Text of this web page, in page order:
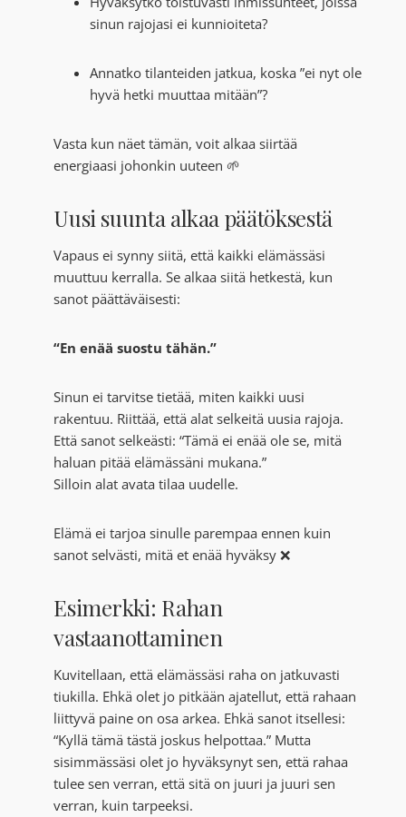
sinun rajojasi ei kunnioiteta?
Annatko tilanteiden jatkua, koska ”ei nyt ole
hyvä hetki muuttaa mitään”?
Vasta kun näet tämän, voit alkaa siirtää
energiaasi johonkin uuteen 🌱
Uusi suunta alkaa päätöksestä
Vapaus ei synny siitä, että kaikki elämässäsi
muuttuu kerralla. Se alkaa siitä hetkestä, kun
sanot päättäväisesti:
“En enää suostu tähän.”
Sinun ei tarvitse tietää, miten kaikki uusi
rakentuu. Riittää, että alat selkeitä uusia rajoja.
Että sanot selkeästi: “Tämä ei enää ole se, mitä
haluan pitää elämässäni mukana.”
Silloin alat avata tilaa uudelle.
Elämä ei tarjoa sinulle parempaa ennen kuin
sanot selvästi, mitä et enää hyväksy ❌
Esimerkki: Rahan
vastaanottaminen
Kuvitellaan, että elämässäsi raha on jatkuvasti
tiukilla. Ehkä olet jo pitkään ajatellut, että rahaan
liittyvä paine on osa arkea. Ehkä sanot itsellesi:
“Kyllä tämä tästä joskus helpottaa.” Mutta
sisimmässäsi olet jo hyväksynyt sen, että rahaa
tulee sen verran, että sitä on juuri ja juuri sen
verran, kuin tarpeeksi.